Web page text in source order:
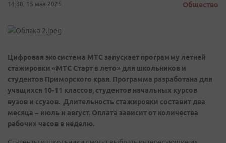
14:38, 15 мая 2025 Общество
Цифровая экосистема МТС запускает программу летней
стажировки «МТС Старт в лето» для школьников и
студентов Приморского края. Программа разработана для
учащихся 10-11 классов, студентов начальных курсов
вузов и ссузов. Длительность стажировки составит два
месяца – июль и август. Оплата зависит от количества
рабочих часов в неделю.